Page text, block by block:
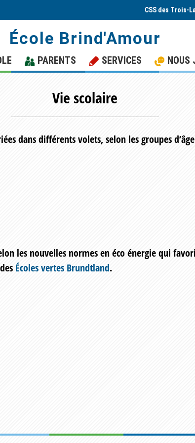
CSS des Trois-
École Brind'Amour
PARENTS SERVICES NOUS
Vie scolaire
dans différents volets, selon les groupes
les nouvelles normes en éco énergie qui
Écoles vertes Brundtland.